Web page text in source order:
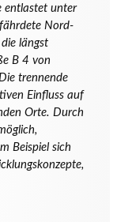
entlastet unter
Nord-
längst
B 4 von
trennende
Einfluss auf
Orte. Durch
Beispiel sich